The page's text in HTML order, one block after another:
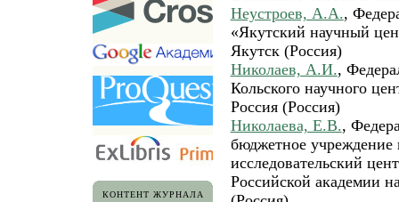
КОНТЕНТ ЖУРНАЛА
Неустроев, А.А.,
«Якутский научный
Якутск (Россия)
Николаев, А.И.,
Кольского научного
Россия (Россия)
Николаева, Е.В.,
бюджетное
исследовательский
Российской академии